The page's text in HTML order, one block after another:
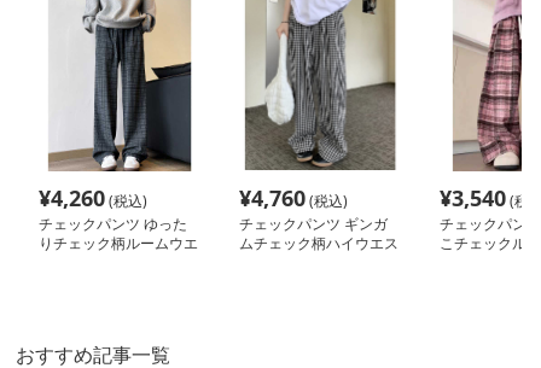
¥4,260(税込)
チェックパンツ ゆった
りチェック柄ルームウエ
¥4,760(税込)
チェックパンツ ギンガ
ムチェック柄ハイウエス
¥3,540(税
チェックパン
こチェックル
おすすめ記事一覧